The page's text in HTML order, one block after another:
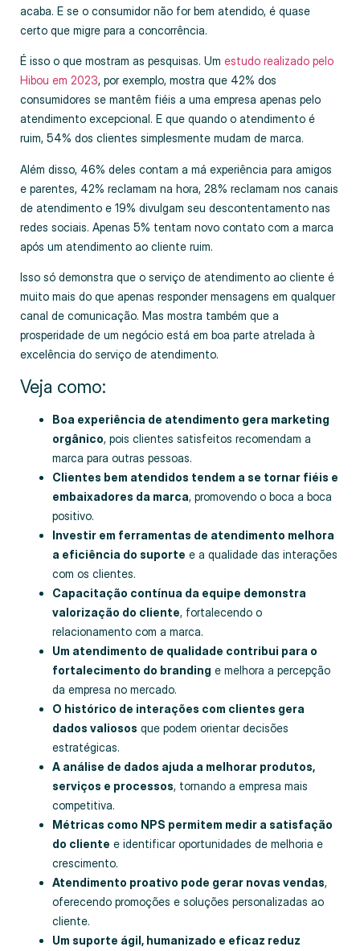
acaba. E se o consumidor não for bem atendido, é quase
certo que migre para a concorrência.
É isso o que mostram as pesquisas. Um estudo realizado pelo
Hibou em 2023, por exemplo, mostra que 42% dos
consumidores se mantêm fiéis a uma empresa apenas pelo
atendimento excepcional. E que quando o atendimento é
ruim, 54% dos clientes simplesmente mudam de marca.
Além disso, 46% deles contam a má experiência para amigos
e parentes, 42% reclamam na hora, 28% reclamam nos canais
de atendimento e 19% divulgam seu descontentamento nas
redes sociais. Apenas 5% tentam novo contato com a marca
após um atendimento ao cliente ruim.
Isso só demonstra que o serviço de atendimento ao cliente é
muito mais do que apenas responder mensagens em qualquer
canal de comunicação. Mas mostra também que a
prosperidade de um negócio está em boa parte atrelada à
excelência do serviço de atendimento.
Veja como:
Boa experiência de atendimento gera marketing
orgânico, pois clientes satisfeitos recomendam a
marca para outras pessoas.
Clientes bem atendidos tendem a se tornar fiéis e
embaixadores da marca, promovendo o boca a boca
positivo.
Investir em ferramentas de atendimento melhora
a eficiência do suporte e a qualidade das interações
com os clientes.
Capacitação contínua da equipe demonstra
valorização do cliente, fortalecendo o
relacionamento com a marca.
Um atendimento de qualidade contribui para o
fortalecimento do branding e melhora a percepção
da empresa no mercado.
O histórico de interações com clientes gera
dados valiosos que podem orientar decisões
estratégicas.
A análise de dados ajuda a melhorar produtos,
serviços e processos, tornando a empresa mais
competitiva.
Métricas como NPS permitem medir a satisfação
do cliente e identificar oportunidades de melhoria e
crescimento.
Atendimento proativo pode gerar novas vendas,
oferecendo promoções e soluções personalizadas ao
cliente.
Um suporte ágil, humanizado e eficaz reduz